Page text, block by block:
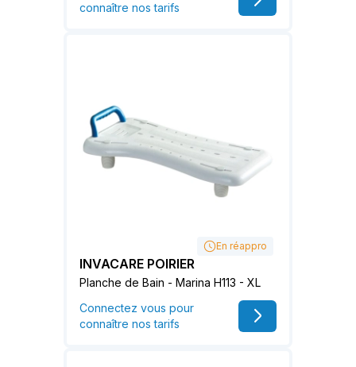
connaître nos tarifs
En réappro
INVACARE POIRIER
Planche de Bain - Marina H113 - XL
Connectez vous pour
connaître nos tarifs